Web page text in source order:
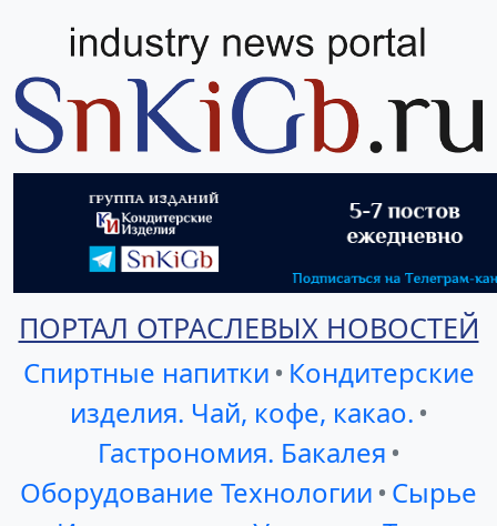
ПОРТАЛ ОТРАСЛЕВЫХ НОВОСТЕЙ
Спиртные напитки • Кондитерские
изделия. Чай, кофе, какао. •
Гастрономия. Бакалея •
Оборудование Технологии • Сырье